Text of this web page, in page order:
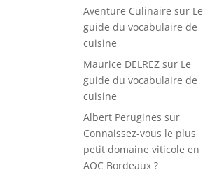
Aventure Culinaire sur Le
guide du vocabulaire de
cuisine
Maurice DELREZ sur Le
guide du vocabulaire de
cuisine
Albert Perugines sur
Connaissez-vous le plus
petit domaine viticole en
AOC Bordeaux ?